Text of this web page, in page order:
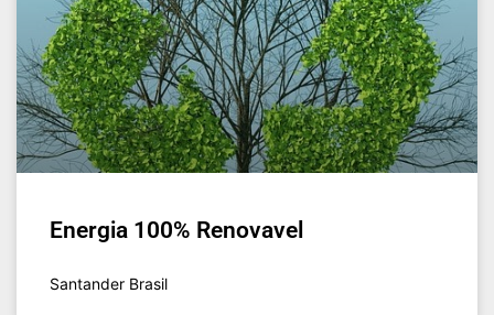
Energia 100% Renovavel
Santander Brasil